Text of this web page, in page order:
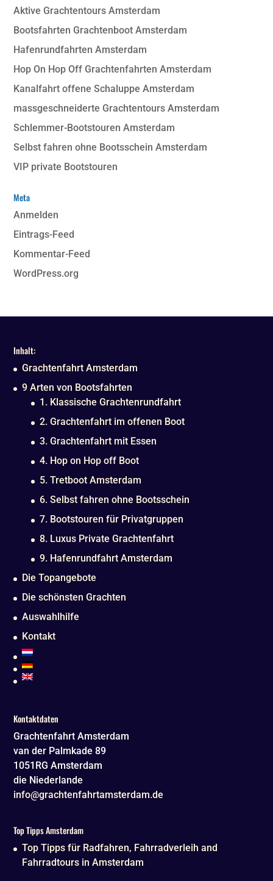
Aktive Grachtentours Amsterdam
Bootsfahrten Grachtenboot Amsterdam
Hafenrundfahrten Amsterdam
Hop On Hop Off Grachtenfahrten Amsterdam
Kanalfahrt offene Schaluppe Amsterdam
massgeschneiderte Grachtentours Amsterdam
Schlemmer-Bootstouren Amsterdam
Selbst fahren ohne Bootsschein Amsterdam
VIP private Bootstouren
Meta
Anmelden
Eintrags-Feed
Kommentar-Feed
WordPress.org
Inhalt:
Grachtenfahrt Amsterdam
9 Arten von Bootsfahrten
1. Klassische Grachtenrundfahrt
2. Grachtenfahrt im offenen Boot
3. Grachtenfahrt mit Essen
4. Hop on Hop off Boot
5. Tretboot Amsterdam
6. Selbst fahren ohne Bootsschein
7. Bootstouren für Privatgruppen
8. Luxus Private Grachtenfahrt
9. Hafenrundfahrt Amsterdam
Die Topangebote
Die schönsten Grachten
Auswahlhilfe
Kontakt
Kontaktdaten
Grachtenfahrt Amsterdam
van der Palmkade 89
1051RG Amsterdam
die Niederlande
info@grachtenfahrtamsterdam.de
Top Tipps Amsterdam
Top Tipps für Radfahren, Fahrradverleih and
Fahrradtours in Amsterdam